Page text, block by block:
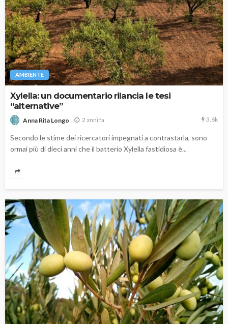
AMBIENTE
Xylella: un documentario rilancia le tesi
“alternative”
Anna Rita Longo 2 anni fa 3.6k
Secondo le stime dei ricercatori impegnati a contrastarla, sono
ormai più di dieci anni che il batterio Xylella fastidiosa è...